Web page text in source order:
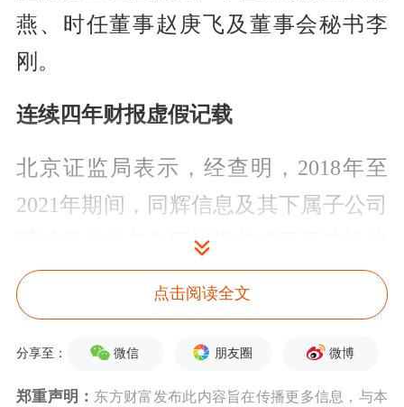
燕、时任董事赵庚飞及董事会秘书李
刚。
连续四年财报虚假记载
北京证监局表示，经查明，2018年至
2021年期间，同辉信息及其下属子公司
通过虚构业务合同、提前或延后确认收
入等方式虚增收入、利润，导致同辉信
息披露的2018年、2019年、2020年、
2021年年度报告以及引用了2018年至
2020年年度报告财务数据的《向不特定
点击阅读全文
分享至： 微信 朋友圈 微博
郑重声明： 东方财富发布此内容旨在传播更多信息，与本